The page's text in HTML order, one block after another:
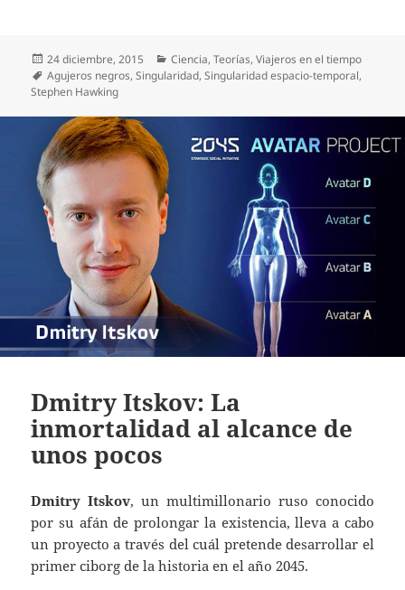
Publicado
el
24 diciembre, 2015 Categorías
Ciencia,Teorías,Viajeros en el tiempo
Etiquetas
Agujeros negros,Singularidad,Singularidad espacio-temporal,
Stephen Hawking
Dmitry Itskov: La
inmortalidad al alcance de
unos pocos
Dmitry Itskov, un multimillonario ruso conocido
por su afán de prolongar la existencia, lleva a cabo
un proyecto a través del cuál pretende desarrollar el
primer ciborg de la historia en el año 2045.